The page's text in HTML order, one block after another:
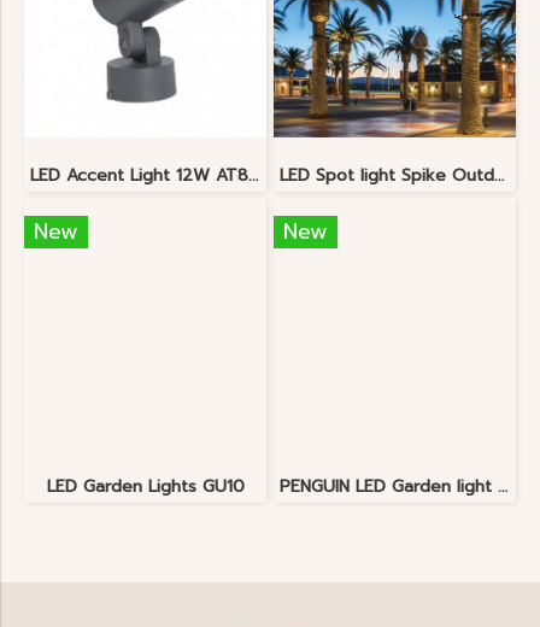
LED Accent Light 12W AT88220 LED Spot light Spike Outdoor Bollard 40W Adjustable IP65
New
LED Garden Lights GU10
New
PENGUIN LED Garden light 5-7w 110V 220v IP65